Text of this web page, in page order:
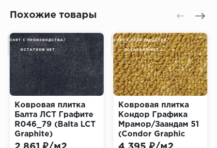
Похожие товары
СНЯТ С ПРОИЗВОДСТВА/
ОСТАТКОВ НЕТ
Ковровая плитка
Балта ЛСТ Графите
R046_79 (Balta LCT
Graphite)
СНЯТ С ПРОИЗВОДСТВА/
ОСТАТКОВ НЕТ
Ковровая плитка
Кондор Графика
Мрамор/Заандам 51
(Condor Graphic
Marble Zaandam)